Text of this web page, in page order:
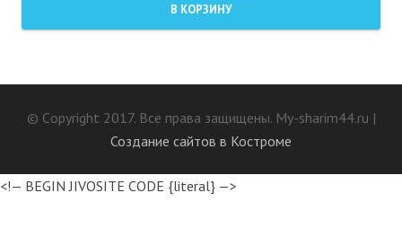
В КОРЗИНУ
© Сopyright 2017. Все права защищены. My-sharim44.ru |
Создание сайтов в Костроме
<!— BEGIN JIVOSITE CODE {literal} —>